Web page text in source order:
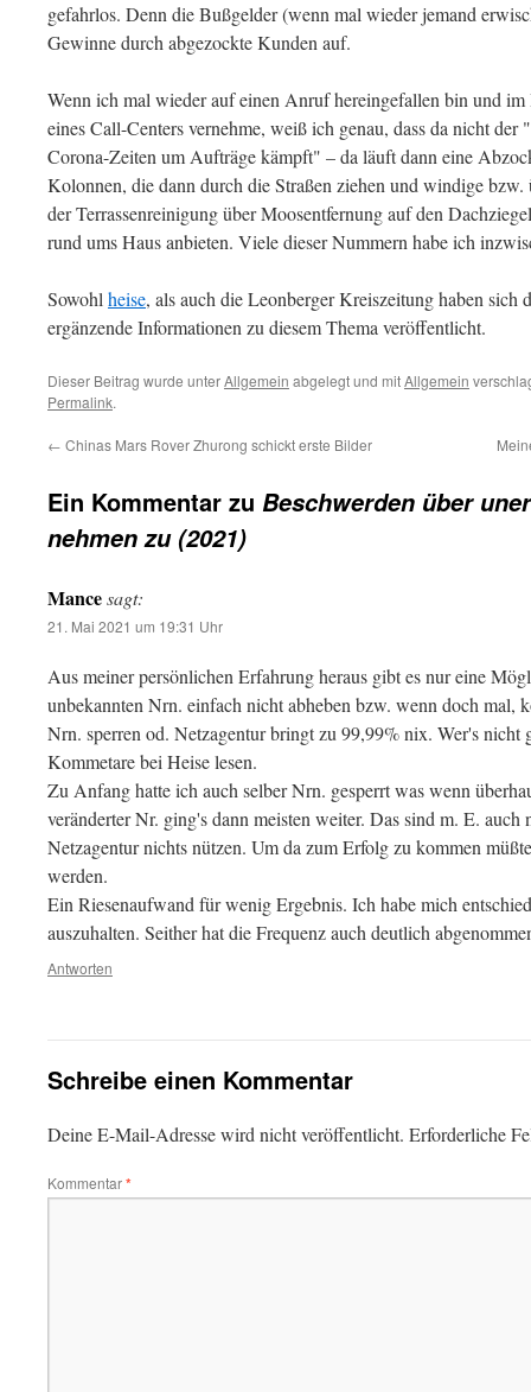
gefahrlos. Denn die Bußgelder (wenn mal wieder jemand
Gewinne durch abgezockte Kunden auf.
Wenn ich mal wieder auf einen Anruf hereingefallen bin und
eines Call-Centers vernehme, weiß ich genau, dass da nicht
Corona-Zeiten um Aufträge kämpft" – da läuft dann eine
Kolonnen, die dann durch die Straßen ziehen und windige bzw.
der Terrassenreinigung über Moosentfernung auf den
rund ums Haus anbieten. Viele dieser Nummern habe ich
Sowohl heise, als auch die Leonberger Kreiszeitung haben sich
ergänzende Informationen zu diesem Thema veröffentlicht.
Dieser Beitrag wurde unterAllgemein abgelegt und mitAllgemein
Permalink.
← Chinas Mars Rover Zhurong schickt erste Bilder
Ein Kommentar zu Beschwerden über
nehmen zu (2021)
Mancesagt:
21. Mai 2021 um 19:31 Uhr
Aus meiner persönlichen Erfahrung heraus gibt es nur eine
unbekannten Nrn. einfach nicht abheben bzw. wenn doch mal,
Nrn. sperren od. Netzagentur bringt zu 99,99% nix. Wer's nicht
Kommetare bei Heise lesen.
Zu Anfang hatte ich auch selber Nrn. gesperrt was wenn
veränderter Nr. ging's dann meisten weiter. Das sind m. E. auch
Netzagentur nichts nützen. Um da zum Erfolg zu kommen
werden.
Ein Riesenaufwand für wenig Ergebnis. Ich habe mich
auszuhalten. Seither hat die Frequenz auch deutlich
Antworten
Schreibe einen Kommentar
Deine E-Mail-Adresse wird nicht veröffentlicht. Erforderliche
Kommentar*